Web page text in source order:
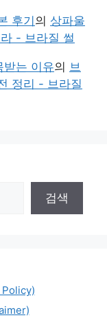
후기 의 상파울
- 브라질 썰
받는 이유의 브
정리 - 브라질
검색
Policy)